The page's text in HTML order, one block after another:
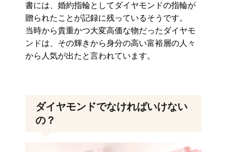
書には、婚約指輪としてダイヤモンドの指輪が
贈られたことが記録に残っているそうです。
当時から貴重かつ大変高価な物だったダイヤモ
ンドは、その輝きから身分の高い富裕層の人々
から人気が出たと言われています。
ダイヤモンドでなければいけない
の？